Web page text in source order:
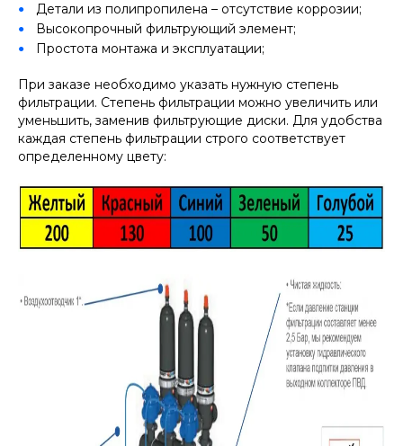
Детали из полипропилена – отсутствие коррозии;
Высокопрочный фильтрующий элемент;
Простота монтажа и эксплуатации;
При заказе необходимо указать нужную степень
фильтрации. Степень фильтрации можно увеличить или
уменьшить, заменив фильтрующие диски. Для удобства
каждая степень фильтрации строго соответствует
определенному цвету: